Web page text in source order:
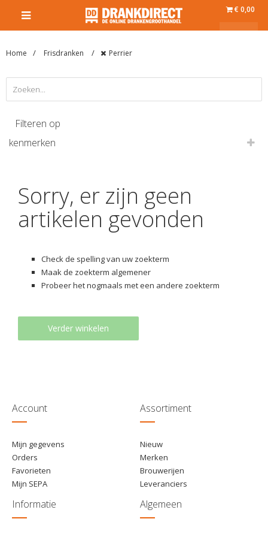
€ 0,00
Home Frisdranken Perrier
Filteren op
kenmerken
Sorry, er zijn geen
artikelen gevonden
Check de spelling van uw zoekterm
Maak de zoekterm algemener
Probeer het nogmaals met een andere zoekterm
Verder winkelen
Account
Mijn gegevens
Orders
Favorieten
Mijn SEPA
Assortiment
Nieuw
Merken
Brouwerijen
Leveranciers
Informatie Algemeen